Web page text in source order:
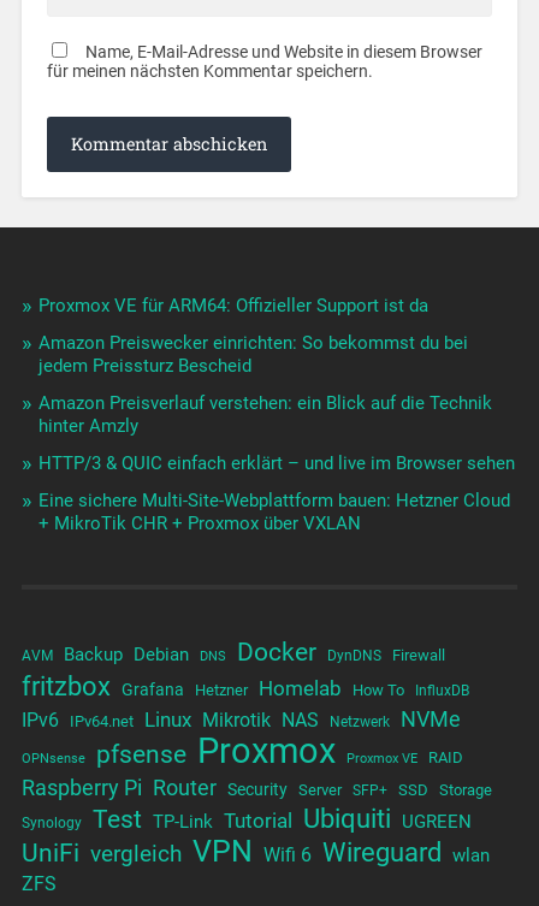
Name, E-Mail-Adresse und Website in diesem Browser
für meinen nächsten Kommentar speichern.
Proxmox VE für ARM64: Offizieller Support ist da
Amazon Preiswecker einrichten: So bekommst du bei
jedem Preissturz Bescheid
Amazon Preisverlauf verstehen: ein Blick auf die Technik
hinter Amzly
HTTP/3 & QUIC einfach erklärt – und live im Browser sehen
Eine sichere Multi-Site-Webplattform bauen: Hetzner Cloud
+ MikroTik CHR + Proxmox über VXLAN
AVM Backup Debian DNS Docker DynDNS Firewall
fritzbox Grafana Hetzner Homelab How To InfluxDB
IPv6 IPv64.net Linux Mikrotik NAS Netzwerk NVMe
OPNsense pfsense Proxmox Proxmox VE RAID
Raspberry Pi Router Security Server SFP+ SSD Storage
Synology Test TP-Link Tutorial Ubiquiti UGREEN
UniFi vergleich VPN Wifi 6 Wireguard
wlan
ZFS